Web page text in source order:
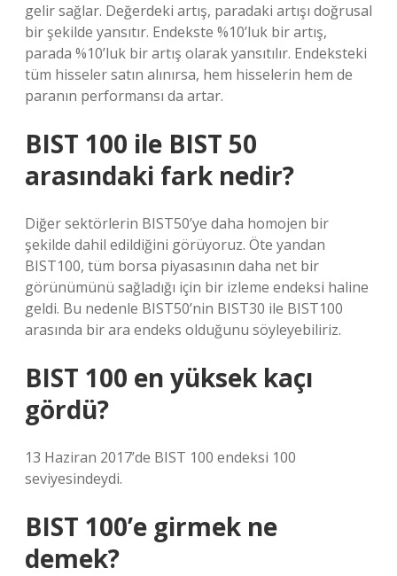
gelir sağlar. Değerdeki artış, paradaki artışı doğrusal
bir şekilde yansıtır. Endekste %10’luk bir artış,
parada %10’luk bir artış olarak yansıtılır. Endeksteki
tüm hisseler satın alınırsa, hem hisselerin hem de
paranın performansı da artar.
BIST 100 ile BIST 50
arasındaki fark nedir?
Diğer sektörlerin BIST50’ye daha homojen bir
şekilde dahil edildiğini görüyoruz. Öte yandan
BIST100, tüm borsa piyasasının daha net bir
görünümünü sağladığı için bir izleme endeksi haline
geldi. Bu nedenle BIST50’nin BIST30 ile BIST100
arasında bir ara endeks olduğunu söyleyebiliriz.
BIST 100 en yüksek kaçı
gördü?
13 Haziran 2017’de BIST 100 endeksi 100
seviyesindeydi.
BIST 100’e girmek ne
demek?